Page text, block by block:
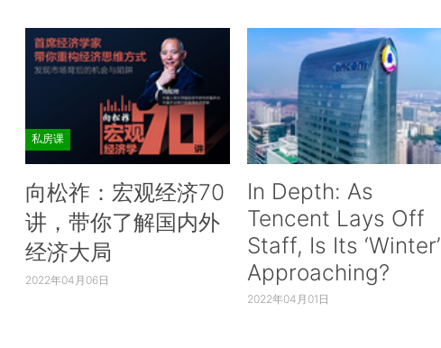
私房课
向松祚：宏观经济70
讲，带你了解国内外
经济大局
2022年04月06日
In Depth: As
Tencent Lays Off
Staff, Is Its ‘Winter’
Approaching?
2022年04月01日